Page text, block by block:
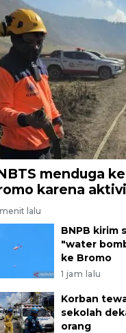
menduga
karena
lalu
BNPB kirim
"water
ke Bromo
1 jam lalu
Korban
sekolah
orang